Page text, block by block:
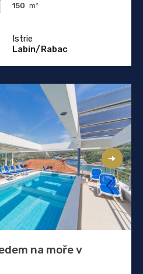
150 m²
Istrie
Labin/Rabac
na moře v